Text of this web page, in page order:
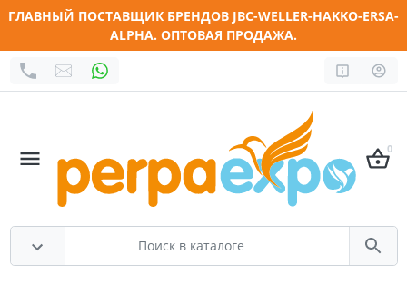
ГЛАВНЫЙ ПОСТАВЩИК БРЕНДОВ JBC-WELLER-HAKKO-ERSA-
ALPHA. ОПТОВАЯ ПРОДАЖА.
0